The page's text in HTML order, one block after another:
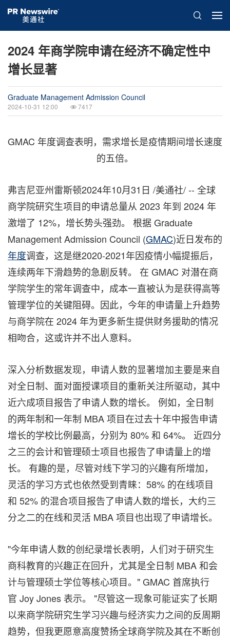
2024 年商学院申请在经济不确定性中
增长显著
Graduate Management Admission Council
2024-10-31 12:00 7417
GMAC 年度调查表明，需求增长是疫情期间增长速度
的五倍。
弗吉尼亚州雷斯顿2024年10月31日 /美通社/ -- 全球
商学院研究生项目的申请总量从 2023 年到 2024 年
激增了 12%，增长势头强劲。 根据 Graduate
Management Admission Council (GMAC)近日发布的
年度调查，这是继2020-2021年因疫情小幅提振后，
连续两年下滑趋势的急剧反转。 在 GMAC 对潜在商
学院学生的常年调查中，成本一直被认为是获得高等
管理学位的关键阻碍。因此，今年的申请量上升趋势
与商学院在 2024 年为更多新生提供财务援助的情况
相吻合，这或许并不出人意料。
深入分析数据发现，申请人数的显著增加主要是来自
对全日制、面对面授课项目的重新关注所驱动，其中
近六成项目报告了申请人数的增长。 例如，全日制
的两年制和一年制 MBA 项目在过去十年中报告申请
增长的学校比例最高，分别为 80% 和 64%。 近四分
之三的会计和管理硕士项目也报告了申请量上的增
长。 有趣的是，尽管对线下学习的兴趣有所增加，
灵活的学习方式也依然受到青睐：58% 的在线项目
和 52% 的混合项目报告了申请人数的增长，大约三
分之二的在线和灵活 MBA 项目也出现了申请增长。
"今年申请人数的创纪录增长表明，人们对于研究生
商科教育的兴趣正在回升，尤其是全日制 MBA 和会
计与管理硕士学位等核心项目。" GMAC 首席执行
官 Joy Jones 表示。 "尽管这一现象可能证实了长期
以来商学院研究生学习兴趣与经济实力之间的反周期
趋势，但我更愿意高度赞扬全球商学院及其在不断创